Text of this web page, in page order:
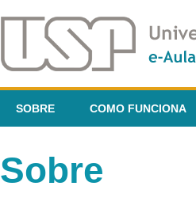
SOBRE COMO FUNCIONA
Sobre